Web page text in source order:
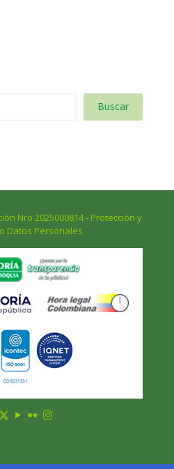
Buscar
Nro 2025000814 - Protección y
Datos Personales